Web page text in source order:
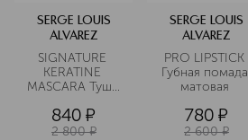
SERGE LOUIS
ALVAREZ
SIGNATURE
KERATINE
MASCARA Тушь
кератином
водостойкая
840 ¤
2 800 ¤
SERGE LOUIS
ALVAREZ
PRO LIPSTICK
Губная помада
780 ¤
2 600 ¤